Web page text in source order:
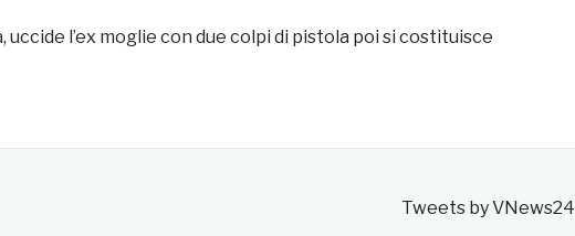
uccide l’ex moglie con due colpi di pistola poi si costituisce
Tweets by VNews24